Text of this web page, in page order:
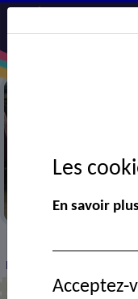
Les
Inauguration des
Les
En savoir plus
Acceptez-